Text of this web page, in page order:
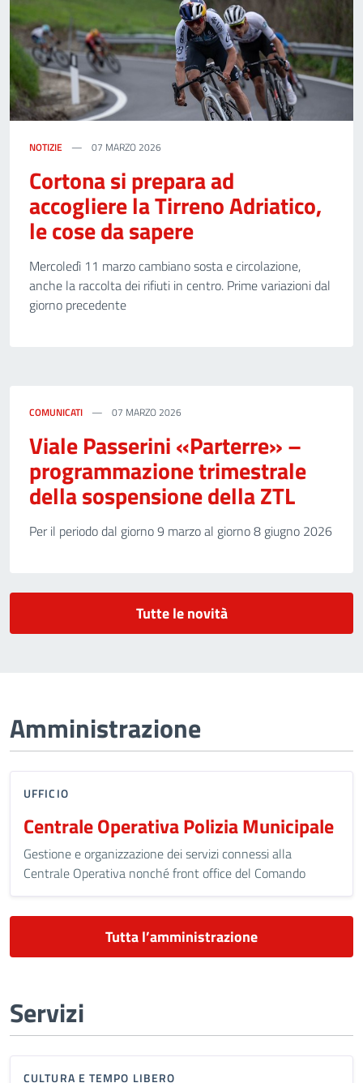
NOTIZIE 07 MARZO 2026
Cortona si prepara ad
accogliere la Tirreno Adriatico,
le cose da sapere
Mercoledì 11 marzo cambiano sosta e circolazione,
anche la raccolta dei rifiuti in centro. Prime variazioni dal
giorno precedente
COMUNICATI 07 MARZO 2026
Viale Passerini «Parterre» –
programmazione trimestrale
della sospensione della ZTL
Per il periodo dal giorno 9 marzo al giorno 8 giugno 2026
Tutte le novità
Amministrazione
UFFICIO
Centrale Operativa Polizia Municipale
Gestione e organizzazione dei servizi connessi alla
Centrale Operativa nonché front office del Comando
Tutta l’amministrazione
Servizi
CULTURA E TEMPO LIBERO